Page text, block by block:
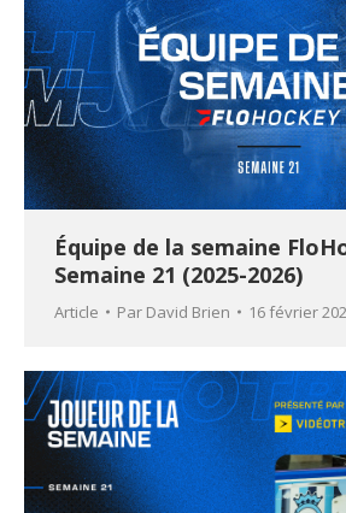
Équipe de la semaine
Semaine 21 (2025-2026)
Article Par David Brien 16 février